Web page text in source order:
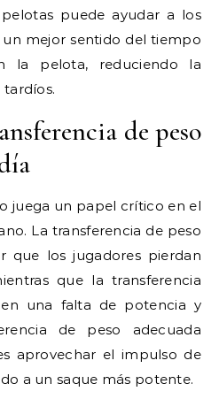
puede ayudar a los
mejor sentido del tiempo
la pelota, reduciendo la
de peso
juega un papel crítico en el
La transferencia de peso
que los jugadores pierdan
que la transferencia
una falta de potencia y
de peso adecuada
aprovechar el impulso de
a un saque más potente.